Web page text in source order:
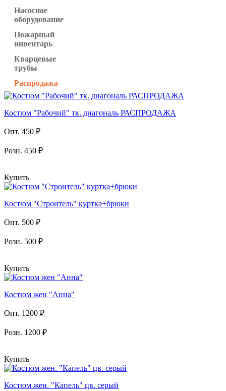
Насосное
оборудование
Пожарный
инвентарь
Кварцевые
трубы
Распродажа
Костюм "Рабочий" тк. диагональ РАСПРОДАЖА
Опт. 450 ₽
Розн. 450 ₽
Купить
Костюм "Строитель" куртка+брюки
Опт. 500 ₽
Розн. 500 ₽
Купить
Костюм жен "Анна"
Опт. 1200 ₽
Розн. 1200 ₽
Купить
Костюм жен. "Капель" цв. серый